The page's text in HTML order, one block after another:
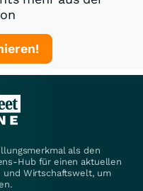
als den
Hub für einen aktuellen
und Wirtschaftswelt, um